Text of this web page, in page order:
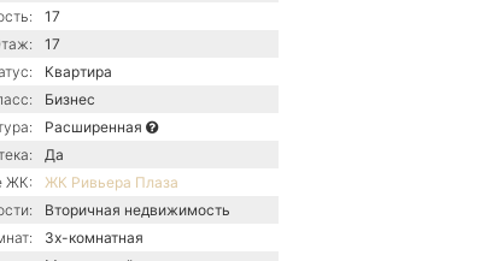
17
17
Квартира
Бизнес
Расширенная
Да
ЖК:
ЖК Ривьера Плаза
Вторичная недвижимость
3х-комнатная